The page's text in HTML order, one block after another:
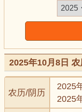
2025年10月8日
农历/阴历
2025
2025